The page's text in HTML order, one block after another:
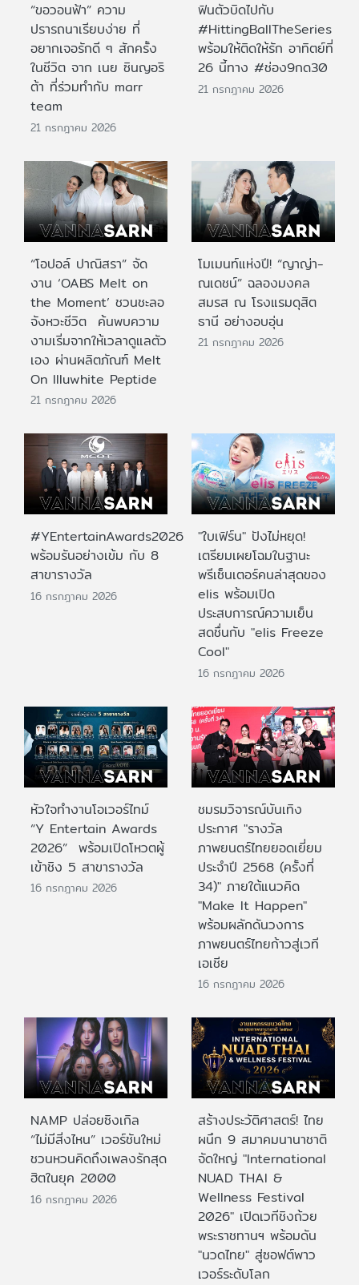
“ขอวอนฟ้า” ความ
ปรารถนาเรียบง่าย ที่
อยากเจอรักดี ๆ สักครั้ง
ในชีวิต จาก เนย ซินญอริ
ต้า ที่ร่วมทำกับ marr
team
21 กรกฎาคม 2026
ฟินตัวบิดไปกับ
#HittingBallTheSeries
พร้อมให้ติดให้รัก อาทิตย์ที่
26 นี้ทาง #ช่อง9กด30
21 กรกฎาคม 2026
“โอปอล์ ปาณิสรา” จัด
งาน ‘OABS Melt on
the Moment’ ชวนชะลอ
จังหวะชีวิต ค้นพบความ
งามเริ่มจากให้เวลาดูแลตัว
เอง ผ่านผลิตภัณฑ์ Melt
On Illuwhite Peptide
21 กรกฎาคม 2026
โมเมนท์แห่งปี! “ญาญ่า-
ณเดชน์” ฉลองมงคล
สมรส ณ โรงแรมดุสิต
ธานี อย่างอบอุ่น
21 กรกฎาคม 2026
#YEntertainAwards2026
พร้อมรันอย่างเข้ม กับ 8
สาขารางวัล
16 กรกฎาคม 2026
"ใบเฟิร์น" ปังไม่หยุด!
เตรียมเผยโฉมในฐานะ
พรีเซ็นเตอร์คนล่าสุดของ
elis พร้อมเปิด
ประสบการณ์ความเย็น
สดชื่นกับ "elis Freeze
Cool"
16 กรกฎาคม 2026
หัวใจทำงานโอเวอร์ไทม์
“Y Entertain Awards
2026” พร้อมเปิดโหวตผู้
เข้าชิง 5 สาขารางวัล
16 กรกฎาคม 2026
ชมรมวิจารณ์บันเทิง
ประกาศ "รางวัล
ภาพยนตร์ไทยยอดเยี่ยม
ประจําปี 2568 (ครั้งที่
34)" ภายใต้แนวคิด
"Make It Happen"
พร้อมผลักดันวงการ
ภาพยนตร์ไทยก้าวสู่เวที
เอเชีย
16 กรกฎาคม 2026
NAMP ปล่อยซิงเกิล
“ไม่มีสิ่งไหน” เวอร์ชันใหม่
ชวนหวนคิดถึงเพลงรักสุด
ฮิตในยุค 2000
16 กรกฎาคม 2026
สร้างประวัติศาสตร์! ไทย
ผนึก 9 สมาคมนานาชาติ
จัดใหญ่ "International
NUAD THAI &
Wellness Festival
2026" เปิดเวทีชิงถ้วย
พระราชทานฯ พร้อมดัน
"นวดไทย" สู่ซอฟต์พาว
เวอร์ระดับโลก